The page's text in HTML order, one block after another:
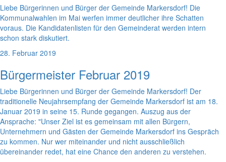
Liebe Bürgerinnen und Bürger der Gemeinde Markersdorf! Die
Kommunalwahlen im Mai werfen immer deutlicher ihre Schatten
voraus. Die Kandidatenlisten für den Gemeinderat werden intern
schon stark diskutiert.
28. Februar 2019
Bürgermeister Februar 2019
Liebe Bürgerinnen und Bürger der Gemeinde Markersdorf! Der
traditionelle Neujahrsempfang der Gemeinde Markersdorf ist am 18.
Januar 2019 in seine 15. Runde gegangen. Auszug aus der
Ansprache: "Unser Ziel ist es gemeinsam mit allen Bürgern,
Unternehmern und Gästen der Gemeinde Markersdorf ins Gespräch
zu kommen. Nur wer miteinander und nicht ausschließlich
übereinander redet, hat eine Chance den anderen zu verstehen.